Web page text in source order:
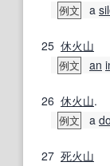
例文 a
25 休火山
例文 an
26 休火山.
例文 a
27 死火山